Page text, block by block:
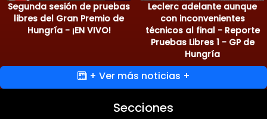
Segunda sesión de pruebas
libres del Gran Premio de
Hungría - ¡EN VIVO!
Leclerc adelante aunque
con inconvenientes
técnicos al final - Reporte
Pruebas Libres 1 - GP de
Hungría
+ Ver más noticias +
Secciones